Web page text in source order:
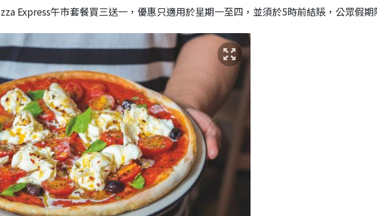
Express午市套餐買三送一，優惠只適用於星期一至四，並須於5時前結賬，公眾假